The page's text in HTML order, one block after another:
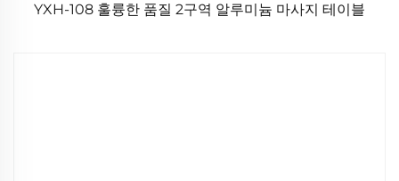
YXH-108 훌륭한 품질 2구역 알루미늄 마사지 테이블